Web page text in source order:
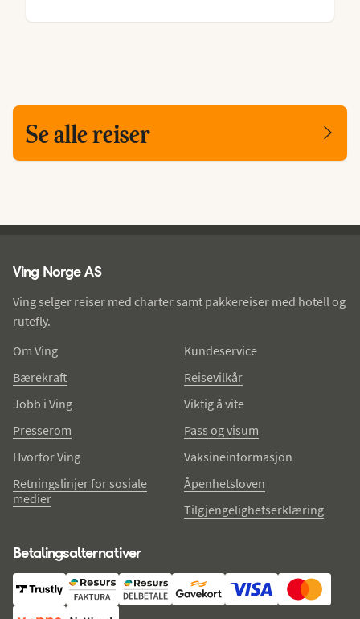
Se alle reiser
Ving Norge AS
Ving selger reiser med charter samt pakkereiser med hotell og
rutefly.
Om Ving
Bærekraft
Jobb i Ving
Presserom
Hvorfor Ving
Retningslinjer for sosiale
medier
Kundeservice
Reisevilkår
Viktig å vite
Pass og visum
Vaksineinformasjon
Åpenhetsloven
Tilgjengelighetserklæring
Betalingsalternativer